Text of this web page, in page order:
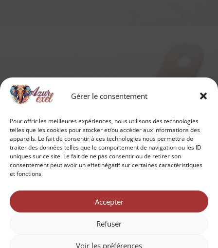
Gérer le consentement
Pour offrir les meilleures expériences, nous utilisons des technologies
telles que les cookies pour stocker et/ou accéder aux informations des
appareils. Le fait de consentir à ces technologies nous permettra de
traiter des données telles que le comportement de navigation ou les ID
uniques sur ce site. Le fait de ne pas consentir ou de retirer son
consentement peut avoir un effet négatif sur certaines caractéristiques
et fonctions.
Accepter
Refuser
Voir les préférences